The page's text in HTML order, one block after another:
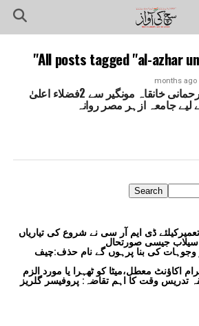
All posts tagged "al-azhar
جامعہ رحمانی خانقاہ مونگیر سے 2فضلاء اعلیٰ
لیے جامعہ ازہر مصر روانہ
Search
ڈی ایم آر سی نے شروع کی تیاریاں
جیسی صورتحال
کی بنا پرہوں گے نام حذف:چیف
اکاؤنٹ معطل،میٹا کو ٹھہرا یا مورد الزم
تدریس وقت کا اہم تقاضہ: پروفیسر گلریز